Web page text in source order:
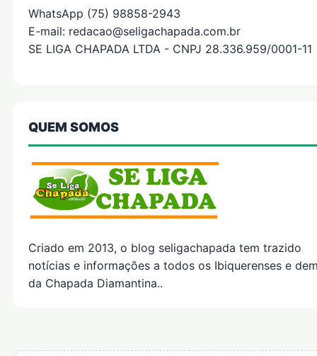
WhatsApp (75) 98858-2943
E-mail: redacao@seligachapada.com.br
SE LIGA CHAPADA LTDA - CNPJ 28.336.959/0001-11
QUEM SOMOS
Criado em 2013, o blog seligachapada tem trazido
notícias e informações a todos os Ibiquerenses e
da Chapada Diamantina..